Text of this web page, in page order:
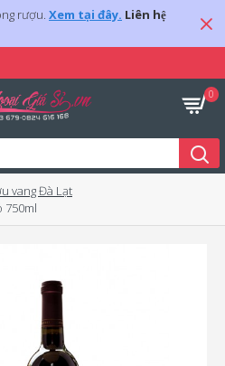
rượu. Xem tại đây. Liên hệ
0
vang Đà Lạt
750ml